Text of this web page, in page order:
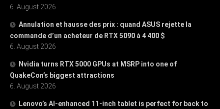
6. August 2026
Annulation et hausse des prix : quand ASUS rejette la
commande d’un acheteur de RTX 5090 à 4 400 $
6. August 2026
Nvidia turns RTX 5000 GPUs at MSRP into one of
QuakeCon’s biggest attractions
6. August 2026
Lenovo’s AI-enhanced 11-inch tablet is perfect for back to